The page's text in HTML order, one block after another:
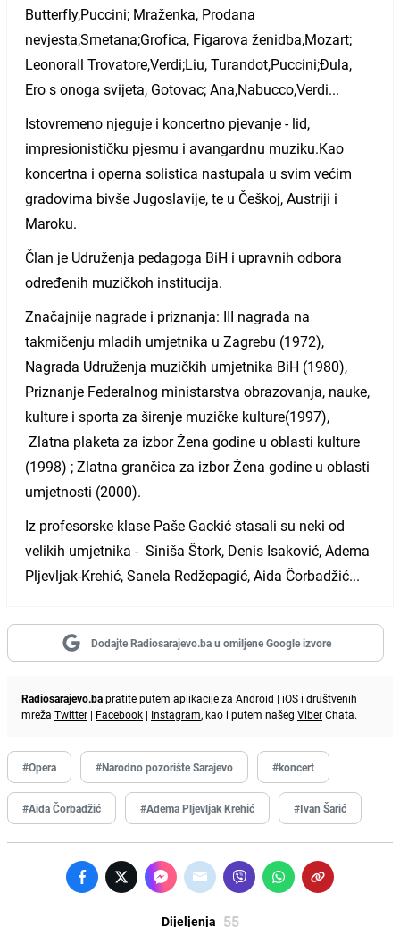
Butterfly,Puccini; Mraženka, Prodana
nevjesta,Smetana;Grofica, Figarova ženidba,Mozart;
LeonoraIl Trovatore,Verdi;Liu, Turandot,Puccini;Đula,
Ero s onoga svijeta, Gotovac; Ana,Nabucco,Verdi...
Istovremeno njeguje i koncertno pjevanje - lid,
impresionističku pjesmu i avangardnu muziku.Kao
koncertna i operna solistica nastupala u svim većim
gradovima bivše Jugoslavije, te u Češkoj, Austriji i
Maroku.
Član je Udruženja pedagoga BiH i upravnih odbora
određenih muzičkoh institucija.
Značajnije nagrade i priznanja: III nagrada na
takmičenju mladih umjetnika u Zagrebu (1972),
Nagrada Udruženja muzičkih umjetnika BiH (1980),
Priznanje Federalnog ministarstva obrazovanja, nauke,
kulture i sporta za širenje muzičke kulture(1997),
Zlatna plaketa za izbor Žena godine u oblasti kulture
(1998) ; Zlatna grančica za izbor Žena godine u oblasti
umjetnosti (2000).
Iz profesorske klase Paše Gackić stasali su neki od
velikih umjetnika - Siniša Štork, Denis Isaković, Adema
Pljevljak-Krehić, Sanela Redžepagić, Aida Čorbadžić...
Dodajte Radiosarajevo.ba u omiljene Google izvore
Radiosarajevo.bapratite putem aplikacije za Android | iOS i društvenih
mreža Twitter | Facebook | Instagram, kao i putem našeg ViberChata.
#Opera #Narodno pozorište Sarajevo #koncert
#Aida Čorbadžić #Adema Pljevljak Krehić #Ivan Šarić
Dijeljenja 55